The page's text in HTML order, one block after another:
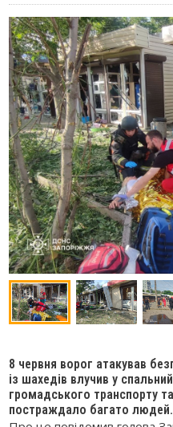
8 червня ворог атакував
із шахедів влучив у
громадського транспорту
постраждало багато людей.